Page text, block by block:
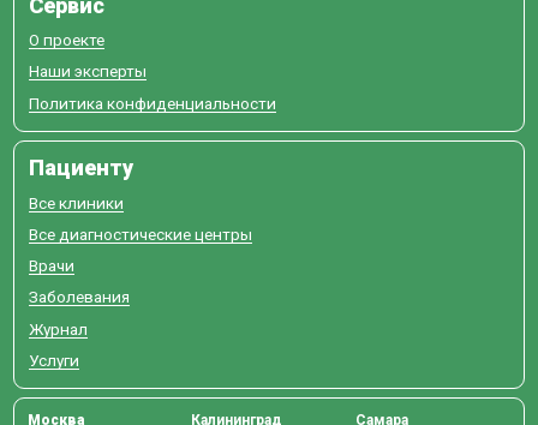
Сервис
О проекте
Наши эксперты
Политика конфиденциальности
Пациенту
Все клиники
Все диагностические центры
Врачи
Заболевания
Журнал
Услуги
Москва
Калининград
Самара